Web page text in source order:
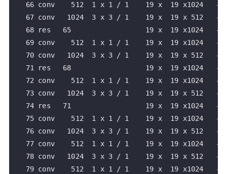
66 conv    512  1 x 1 / 1    19 x  19 x1024   -
67 conv   1024  3 x 3 / 1    19 x  19 x 512   -
68 res   65                  19 x  19 x1024   ->
69 conv    512  1 x 1 / 1    19 x  19 x1024   -
70 conv   1024  3 x 3 / 1    19 x  19 x 512   -
71 res   68                  19 x  19 x1024   ->
72 conv    512  1 x 1 / 1    19 x  19 x1024   -
73 conv   1024  3 x 3 / 1    19 x  19 x 512   -
74 res   71                  19 x  19 x1024   ->
75 conv    512  1 x 1 / 1    19 x  19 x1024   -
76 conv   1024  3 x 3 / 1    19 x  19 x 512   -
77 conv    512  1 x 1 / 1    19 x  19 x1024   -
78 conv   1024  3 x 3 / 1    19 x  19 x 512   -
79 conv    512  1 x 1 / 1    19 x  19 x1024   -